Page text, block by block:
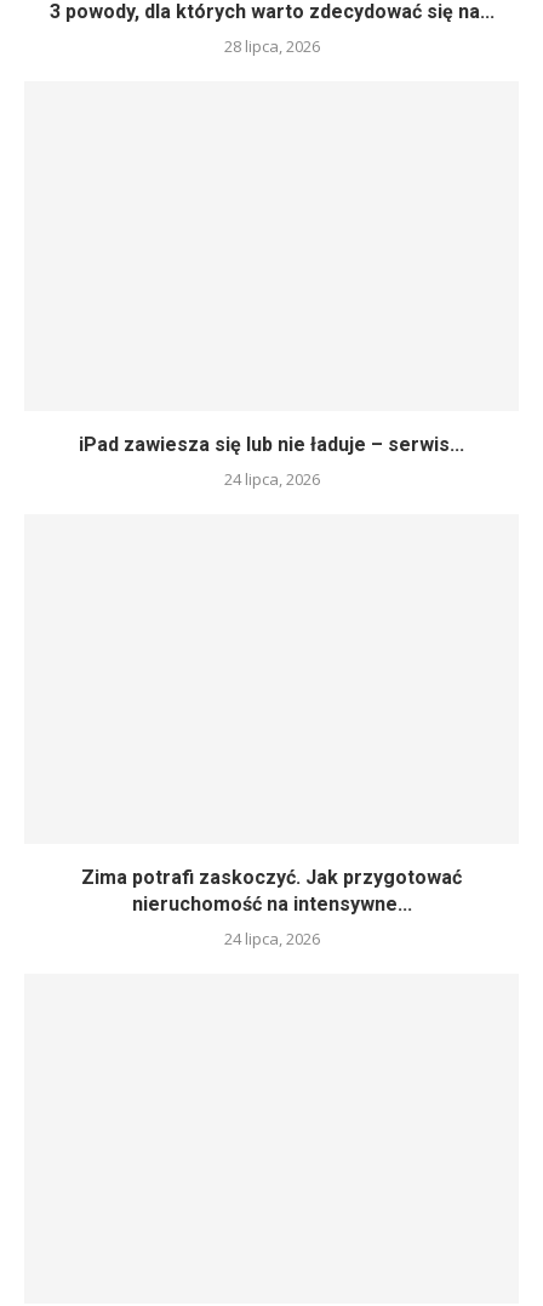
3 powody, dla których warto zdecydować się na...
28 lipca, 2026
iPad zawiesza się lub nie ładuje – serwis...
24 lipca, 2026
Zima potrafi zaskoczyć. Jak przygotować
nieruchomość na intensywne...
24 lipca, 2026